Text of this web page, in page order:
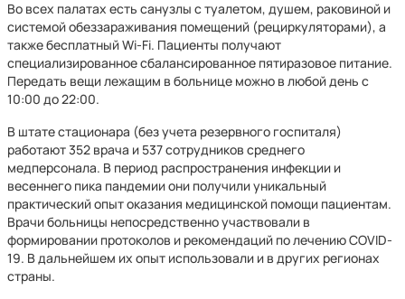
Во всех палатах есть санузлы с туалетом, душем, раковиной и
системой обеззараживания помещений (рециркуляторами), а
также бесплатный Wi-Fi. Пациенты получают
специализированное сбалансированное пятиразовое питание.
Передать вещи лежащим в больнице можно в любой день с
10:00 до 22:00.
В штате стационара (без учета резервного госпиталя)
работают 352 врача и 537 сотрудников среднего
медперсонала. В период распространения инфекции и
весеннего пика пандемии они получили уникальный
практический опыт оказания медицинской помощи пациентам.
Врачи больницы непосредственно участвовали в
формировании протоколов и рекомендаций по лечению COVID-
19. В дальнейшем их опыт использовали и в других регионах
страны.